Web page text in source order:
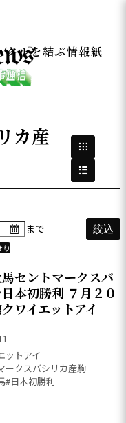
クルを結ぶ情報紙
カ産
まで 絞込
セントマークスバ
本初勝利 ７月２０
ワイエットアイ
ットアイ
ークスバシリカ産駒
#日本初勝利